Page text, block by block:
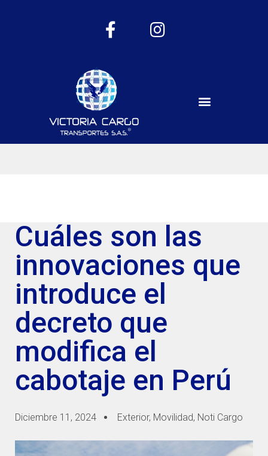
Cuáles son las
innovaciones que
introduce el
decreto que
modifica el
cabotaje en Perú
Diciembre 11, 2024 Exterior, Movilidad, Noti Cargo